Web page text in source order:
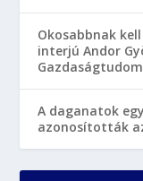
Okosabbnak
interjú Andor
A daganatok
azonosították